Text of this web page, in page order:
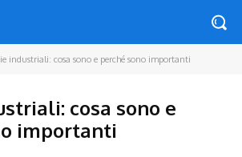
industriali: cosa sono e perché sono importanti
cosa sono e
importanti